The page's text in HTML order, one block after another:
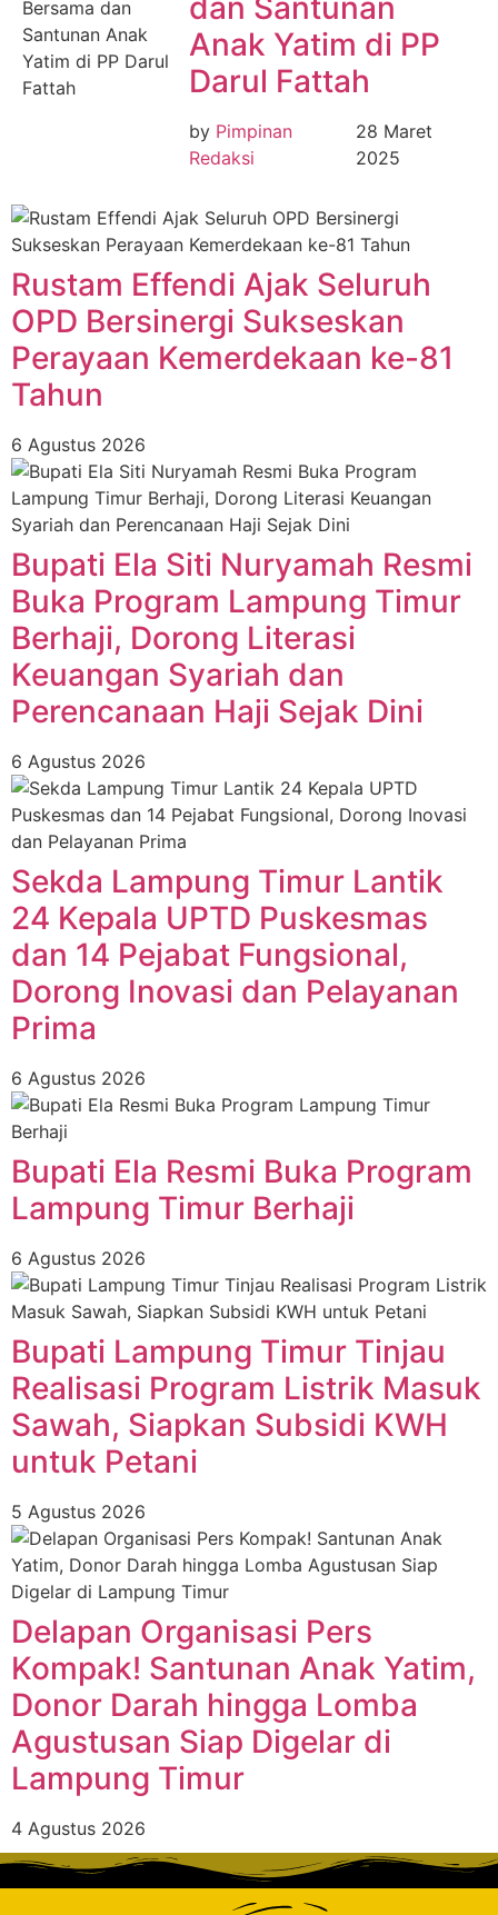
dan Santunan
Anak Yatim di PP
Darul Fattah
by Pimpinan
Redaksi
28 Maret
2025
Rustam Effendi Ajak Seluruh
OPD Bersinergi Sukseskan
Perayaan Kemerdekaan ke-81
Tahun
6 Agustus 2026
Bupati Ela Siti Nuryamah Resmi
Buka Program Lampung Timur
Berhaji, Dorong Literasi
Keuangan Syariah dan
Perencanaan Haji Sejak Dini
6 Agustus 2026
‎Sekda Lampung Timur Lantik
24 Kepala UPTD Puskesmas
dan 14 Pejabat Fungsional,
Dorong Inovasi dan Pelayanan
Prima ‎
6 Agustus 2026
Bupati Ela Resmi Buka Program
Lampung Timur Berhaji
6 Agustus 2026
Bupati Lampung Timur Tinjau
Realisasi Program Listrik Masuk
Sawah, Siapkan Subsidi KWH
untuk Petani
5 Agustus 2026
Delapan Organisasi Pers
Kompak! Santunan Anak Yatim,
Donor Darah hingga Lomba
Agustusan Siap Digelar di
Lampung Timur
4 Agustus 2026